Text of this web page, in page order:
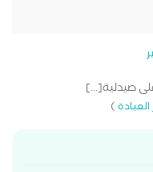
صيدلية[...]
)